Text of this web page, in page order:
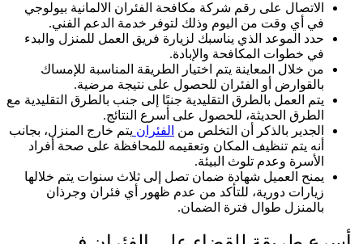
الاتصال على رقم شركة مكافحة الفئران الالمانية بيولوجي
في أي وقت من اليوم وذلك لتوفر خدمة الدعم الفني.
حدد الموعد الذي يناسبك لزيارة فريق العمل للمنزل والبدء
في خطوات المكافحة والإبادة.
من خلال المعاينة يتم اختيار الطريقة المناسبة للإمساك
بالقوارض أو الفئران للحصول على نتيجة مرضية.
يتم العمل بالطرق التقليدية جنبًا إلى جنب بالطرق التقليدية مع
الطرق الحديثة، للحصول على أسرع النتائج.
الجدير بالذكر أن التخلص من الفئران يتم خارج المنزل، بجانب
أنه يتم تنظيف المكان وتعقيمه للمحافظة على صحة أفراد
الأسرة وعدم تلوث البيئة.
يمنح العميل شهادة ضمان تصل إلى ثلاث سنوات يتم خلالها
زيارات دورية، للتأكد من عدم ظهور أي فئران وجرذان
بالمنزل طوال فترة الضمان.